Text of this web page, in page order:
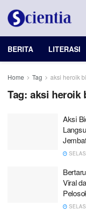
BERITA LITERASI
Home Tag aksi heroik
Tag: aksi heroik
Aksi
Viral